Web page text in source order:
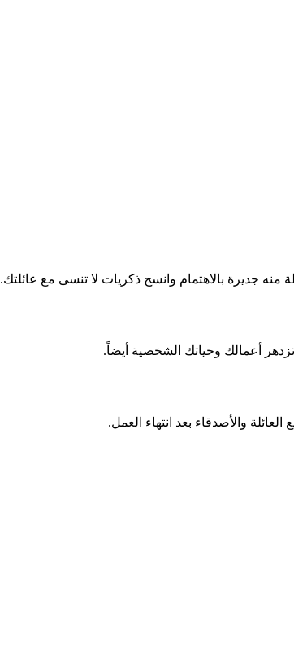
جديرة بالاهتمام وانسج ذكريات لا تنسى مع عائلتك.
أعمالك وحياتك الشخصية أيضاً.
والأصدقاء بعد انتهاء العمل.